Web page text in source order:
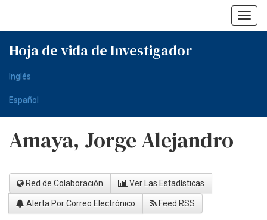
Hoja de vida de Investigador
Inglés
Español
Amaya, Jorge Alejandro
Red de Colaboración Ver Las Estadísticas
Alerta Por Correo Electrónico Feed RSS